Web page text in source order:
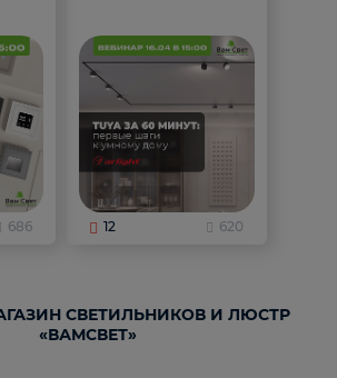
686 12 620
СВЕТИЛЬНИКОВ И ЛЮСТР
«ВАМСВЕТ»